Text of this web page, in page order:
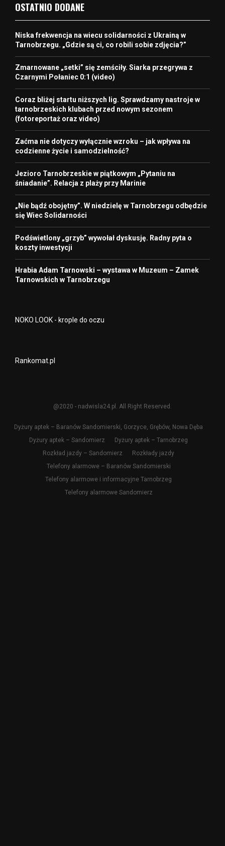
OSTATNIO DODANE
Niska frekwencja na wiecu solidarności z Ukrainą w
Tarnobrzegu. „Gdzie są ci, co robili sobie zdjęcia?”
Zmarnowane „setki” się zemściły. Siarka przegrywa z
Czarnymi Połaniec 0:1 (video)
Coraz bliżej startu niższych lig. Sprawdzamy nastroje w
tarnobrzeskich klubach przed nowym sezonem
(fotoreportaż oraz video)
Zaćma nie dotyczy wyłącznie wzroku – jak wpływa na
codzienne życie i samodzielność?
Jezioro Tarnobrzeskie w piątkowym „Pytaniu na
śniadanie”. Relacja z plaży przy Marinie
„Nie bądź obojętny”. W niedzielę w Tarnobrzegu odbędzie
się Wiec Solidarności
Podświetlony „grzyb” wywołał dyskusję. Radny pyta o
koszty inwestycji
Hrabia Adam Tarnowski – wystawa w Muzeum – Zamek
Tarnowskich w Tarnobrzegu
NOKO LOOK - krople do oczu
Rankomat.pl
@2020 - nadwisla24.pl. All Right Reserved.
Dyżury aptek – Baranów Sandomierski, Gorzyce, Grębów, Nowa Dęba
Dyżury aptek – Sandomierz
Dyżury aptek – Tarnobrzeg
Rozkład jazdy – Sandomierz
Rozkłady jazdy
Telefony alarmowe – Baranów Sandomierski
Telefony alarmowe i informacyjne Tarnobrzeg
Telefony alarmowe Sandomierz